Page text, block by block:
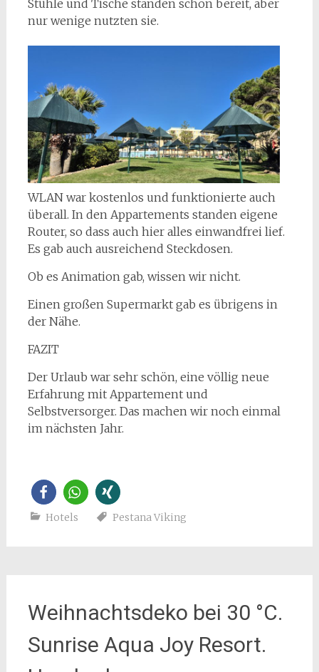
Stühle und Tische standen schon bereit, aber
nur wenige nutzten sie.
WLAN war kostenlos und funktionierte auch
überall. In den Appartements standen eigene
Router, so dass auch hier alles einwandfrei lief.
Es gab auch ausreichend Steckdosen.
Ob es Animation gab, wissen wir nicht.
Einen großen Supermarkt gab es übrigens in
der Nähe.
FAZIT
Der Urlaub war sehr schön, eine völlig neue
Erfahrung mit Appartement und
Selbstversorger. Das machen wir noch einmal
im nächsten Jahr.
Hotels Pestana Viking
Weihnachtsdeko bei 30 °C.
Sunrise Aqua Joy Resort.